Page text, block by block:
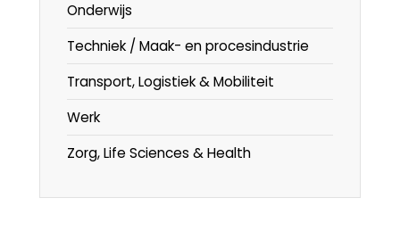
Onderwijs
Techniek / Maak- en procesindustrie
Transport, Logistiek & Mobiliteit
Werk
Zorg, Life Sciences & Health